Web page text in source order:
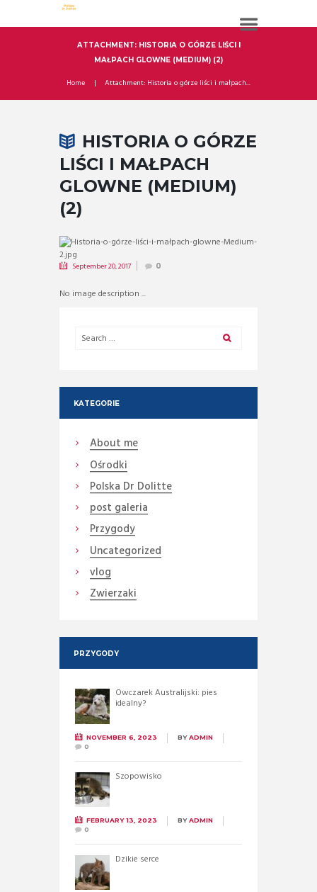
ATTACHMENT: HISTORIA O GÓRZE LIŚCI I
MAŁPACH GLOWNE (MEDIUM) (2)
Home Attachment: Historia o górze liści i małpach...
HISTORIA O GÓRZE
LIŚCI I MAŁPACH
GLOWNE (MEDIUM)
(2)
September 20, 2017 0
No image description ...
KATEGORIE
About me
Ośrodki
Polska Dr Dolitte
post galeria
Przygody
Uncategorized
vlog
Zwierzaki
PRZYGODY
Owczarek Australijski: pies
idealny?
NOVEMBER 6, 2023 BYADMIN
0
Szopowisko
FEBRUARY 13, 2023 BYADMIN
0
Dzikie serce